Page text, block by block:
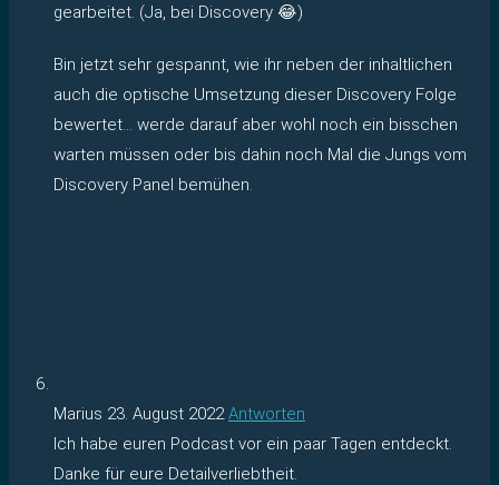
gearbeitet. (Ja, bei Discovery 😂)
Bin jetzt sehr gespannt, wie ihr neben der inhaltlichen
auch die optische Umsetzung dieser Discovery Folge
bewertet… werde darauf aber wohl noch ein bisschen
warten müssen oder bis dahin noch Mal die Jungs vom
Discovery Panel bemühen.
Marius 23. August 2022 Antworten
Ich habe euren Podcast vor ein paar Tagen entdeckt.
Danke für eure Detailverliebtheit.